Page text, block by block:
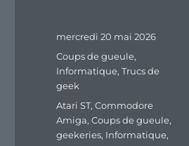
Publié
mercredi 20 mai 2026
Catégories
Coups de gueule,
Informatique,Trucs de
geek
Étiquettes
Atari ST,Commodore
Amiga,Coups de gueule,
geekeries, Informatique,